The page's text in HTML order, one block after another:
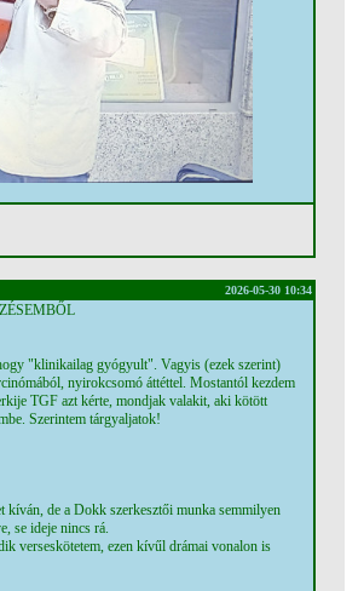
2026-05-30 10:34
"klinikailag gyógyult". Vagyis (ezek szerint)
nyirokcsomó áttéttel. Mostantól kezdem
TGF azt kérte, mondjak valakit, aki kötött
Szerintem tárgyaljatok!
kíván, de a Dokk szerkesztői munka semmilyen
se ideje nincs rá.
verseskötetem, ezen kívűl drámai vonalon is